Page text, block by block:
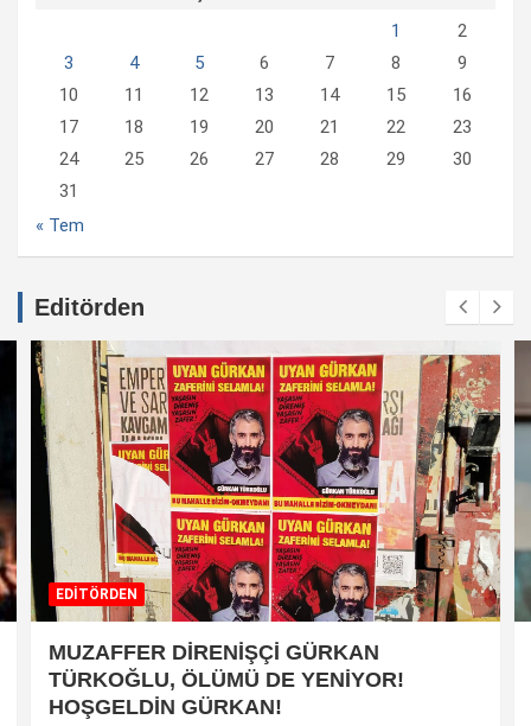
1
2
3
4 5 6 7 8
9
10
11 12 13 14 15
16
17
18 19 20 21 22
23
24
25 26 27 28 29
30
31
« Tem
Editörden
EDİTÖRDEN
MUZAFFER DİRENİŞÇİ GÜRKAN
TÜRKOĞLU, ÖLÜMÜ DE YENİYOR!
HOŞGELDİN GÜRKAN!